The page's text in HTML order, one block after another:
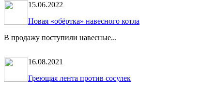
15.06.2022
Новая «обёртка» навесного котла
В продажу поступили навесные...
16.08.2021
Греющая лента против сосулек